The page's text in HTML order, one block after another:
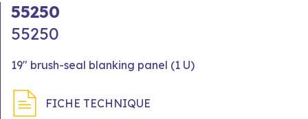
55250
55250
19" brush-seal blanking panel (1 U)
FICHE TECHNIQUE